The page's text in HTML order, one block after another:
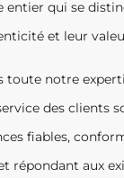
entier qui se
et leur
toute notre
des clients
fiables,
répondant aux